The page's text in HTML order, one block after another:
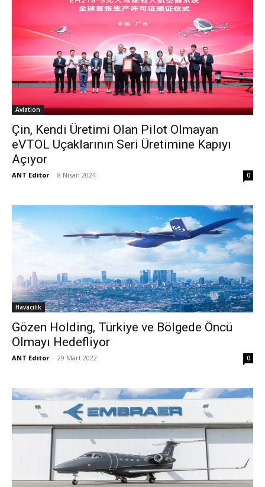
Aviation
Çin, Kendi Üretimi Olan Pilot Olmayan
eVTOL Uçaklarının Seri Üretimine Kapıyı
Açıyor
ANT Editor - 8 Nisan 2024 0
Havacılık
Gözen Holding, Türkiye ve Bölgede Öncü
Olmayı Hedefliyor
ANT Editor - 29 Mart 2022 0